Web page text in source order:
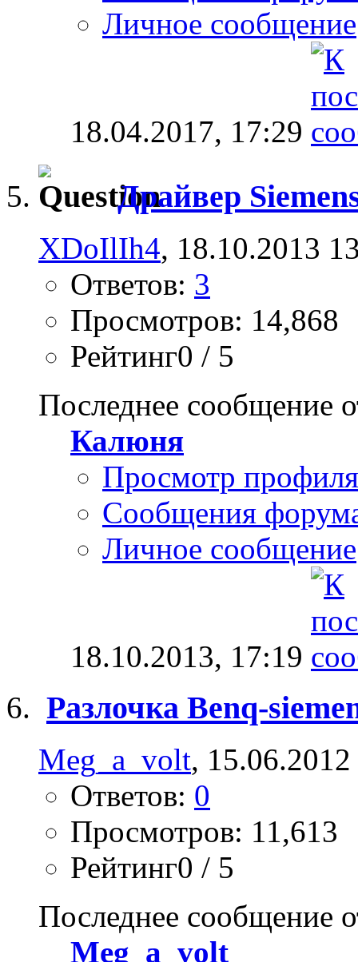
Личное сообщение
18.04.2017, 17:29
Драйвер
XDoIlIh4, 18.10.2013
Ответов: 3
Просмотров: 14,868
Рейтинг0 / 5
Последнее сообщение
Калюня
Просмотр профиля
Сообщения
Личное сообщение
18.10.2013, 17:19
Разлочка Benq-
Meg_a_volt,
Ответов: 0
Просмотров: 11,613
Рейтинг0 / 5
Последнее сообщение
Meg_a_volt